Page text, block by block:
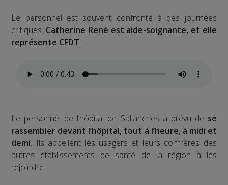
Le personnel est souvent confronté à des journées
critiques. Catherine René est aide-soignante, et elle
représente CFDT.
Le personnel de l’hôpital de Sallanches a prévu de se
rassembler devant l’hôpital, tout à l’heure, à midi et
demi. Ils appellent les usagers et leurs confrères des
autres établissements de santé de la région à les
rejoindre.